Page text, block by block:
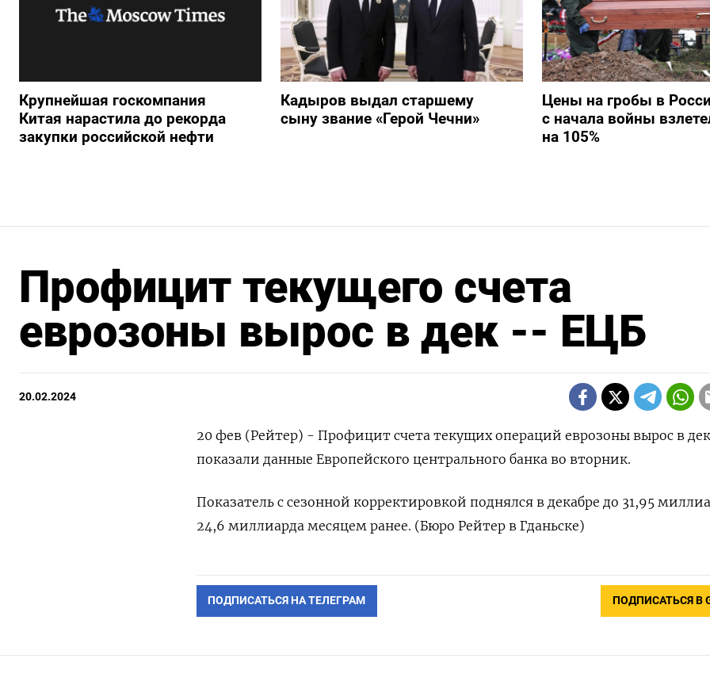
Крупнейшая госкомпания
Китая нарастила до рекорда
закупки российской нефти
Кадыров выдал старшему
сыну звание «Герой Чечни»
Цены на гробы в
с начала войны
на 105%
Профицит текущего счета
еврозоны вырос в дек -- ЕЦБ
20.02.2024
20 фев (Рейтер) - Профицит счета текущих операций еврозоны вырос в
показали данные Европейского центрального банка во вторник.
Показатель с сезонной корректировкой поднялся в декабре до 31,95
24,6 миллиарда месяцем ранее. (Бюро Рейтер в Гданьске)
ПОДПИСАТЬСЯ НА ТЕЛЕГРАМ ПОДПИСАТЬСЯ В